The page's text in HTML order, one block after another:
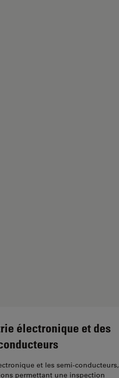
et de réparation
électronique et des
et les semi-conducteurs,
permettant une inspection